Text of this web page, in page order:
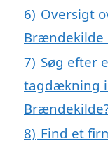
6) Oversigt
Brændekilde
7) Søg efter
tagdækning
8) Find et